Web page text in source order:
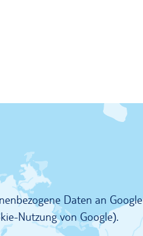
Daten an Google
Nutzung von Google).